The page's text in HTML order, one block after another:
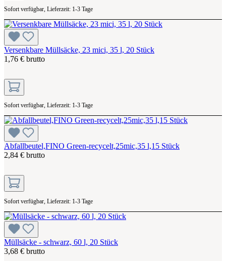
Sofort verfügbar, Lieferzeit: 1-3 Tage
Versenkbare Müllsäcke, 23 mici, 35 l, 20 Stück
1,76 € brutto
Sofort verfügbar, Lieferzeit: 1-3 Tage
Abfallbeutel,FINO Green-recycelt,25mic,35 l,15 Stück
2,84 € brutto
Sofort verfügbar, Lieferzeit: 1-3 Tage
Müllsäcke - schwarz, 60 l, 20 Stück
3,68 € brutto